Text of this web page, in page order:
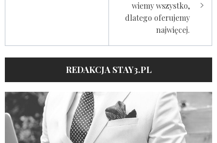
wiemy wszystko,
dlatego oferujemy
najwięcej.
REDAKCJA STAY3.PL